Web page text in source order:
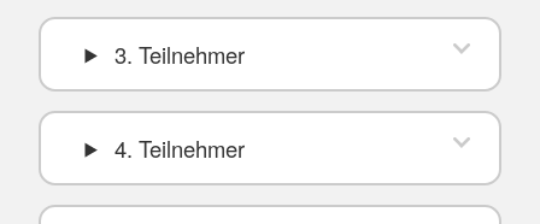
3. Teilnehmer
4. Teilnehmer